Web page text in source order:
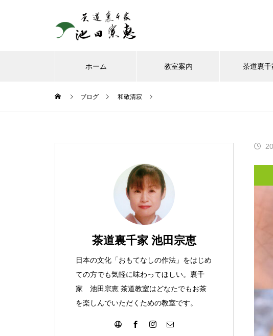
ホーム 教室案内 茶道裏千
8月、お朔日詣りをさせて頂き
お榊のお水をかえてたら、見て
みて
こんな葉っぱ見つけまし
た
ブログ 和敬清寂
茶道裏千家 池田宗恵
日本の文化「おもてなしの作法」をはじめ
ての方でも気軽に味わってほしい。裏千
家 池田宗恵 茶道教室はどなたでもお茶
を楽しんでいただくための教室です。